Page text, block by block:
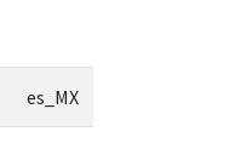
es_MX